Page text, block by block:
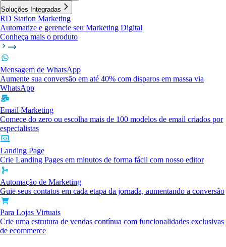
Soluções Integradas
RD Station Marketing
Automatize e gerencie seu Marketing Digital
Conheça mais o produto
Mensagem de WhatsApp
Aumente sua conversão em até 40% com disparos em massa via
WhatsApp
Email Marketing
Comece do zero ou escolha mais de 100 modelos de email criados por
especialistas
Landing Page
Crie Landing Pages em minutos de forma fácil com nosso editor
Automação de Marketing
Guie seus contatos em cada etapa da jornada, aumentando a conversão
Para Lojas Virtuais
Crie uma estrutura de vendas contínua com funcionalidades exclusivas
de ecommerce